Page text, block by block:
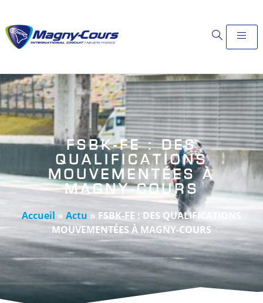
FSBK-FE : DES
QUALIFICATIONS
MOUVEMENTÉES À
MAGNY-COURS
Accueil » Actu » FSBK-FE : DES QUALIFICATIONS
MOUVEMENTÉES À MAGNY-COURS